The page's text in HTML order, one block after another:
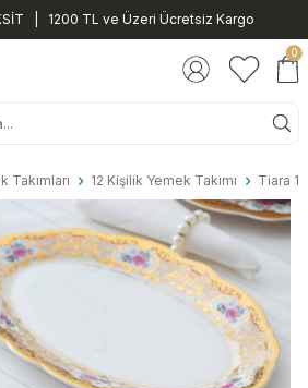
| 1200 TL ve Üzeri Ücretsiz Kargo
0
Takımları 12 Kişilik Yemek Takımı Tiara